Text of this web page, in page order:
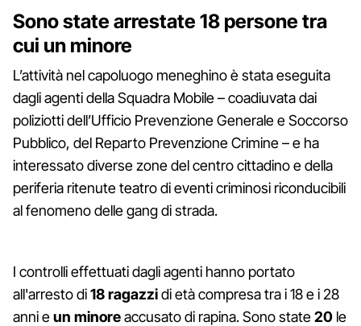
Sono state arrestate 18 persone tra
cui un minore
L’attività nel capoluogo meneghino è stata eseguita
dagli agenti della Squadra Mobile – coadiuvata dai
poliziotti dell’Ufficio Prevenzione Generale e Soccorso
Pubblico, del Reparto Prevenzione Crimine – e ha
interessato diverse zone del centro cittadino e della
periferia ritenute teatro di eventi criminosi riconducibili
al fenomeno delle gang di strada.
I controlli effettuati dagli agenti hanno portato
all'arresto di18 ragazzidi età compresa tra i 18 e i 28
anni eun minoreaccusato di rapina. Sono state20 le